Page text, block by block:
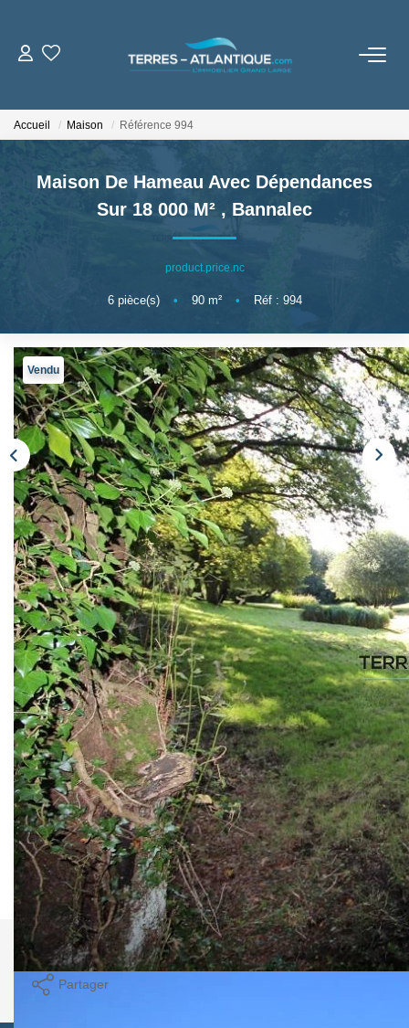
BIENS VENDUS
Notre Brochure
ESTIMATION
CONTACTEZ-NOUS
Accueil Maison Référence 994
Maison De Hameau Avec Dépendances
Sur 18 000 M² , Bannalec
product.price.nc
6pièce(s) • 90m² • Réf : 994
Vendu
Description
Réf : 994
Petite maison dans un hameau de caractère à 3 minutes du
bourg, avec dépendances en pierre, implantée sur un
terrain de 1,8 ha environ, traversé par un ruisseau, et 2
bonnes pâtures. Une entrée, cuisine, cabinet de toilettes, 3
chambres, grenier, possibilité d'aménagement à l'ouest
dans une dépendance attenante. Beaucoup de caractère.
Nos honoraires Nous contacter
Imprimer
Partager